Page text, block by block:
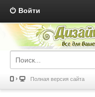
Войти
Полная версия сайта